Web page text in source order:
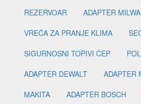
REZERVOAR
ADAPTER
VREĆA ZA PRANJE KLIMA
SIGURNOSNI TOPIVI ČEP
ADAPTER DEWALT
ADAPTER
MAKITA
ADAPTER BOSCH